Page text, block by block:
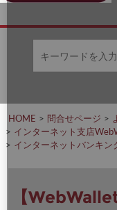
ス
へ
ー
ワ
入
力
し
だ
さ
HOME 問合せページ
インターネット支店
インターネットバンキ
【